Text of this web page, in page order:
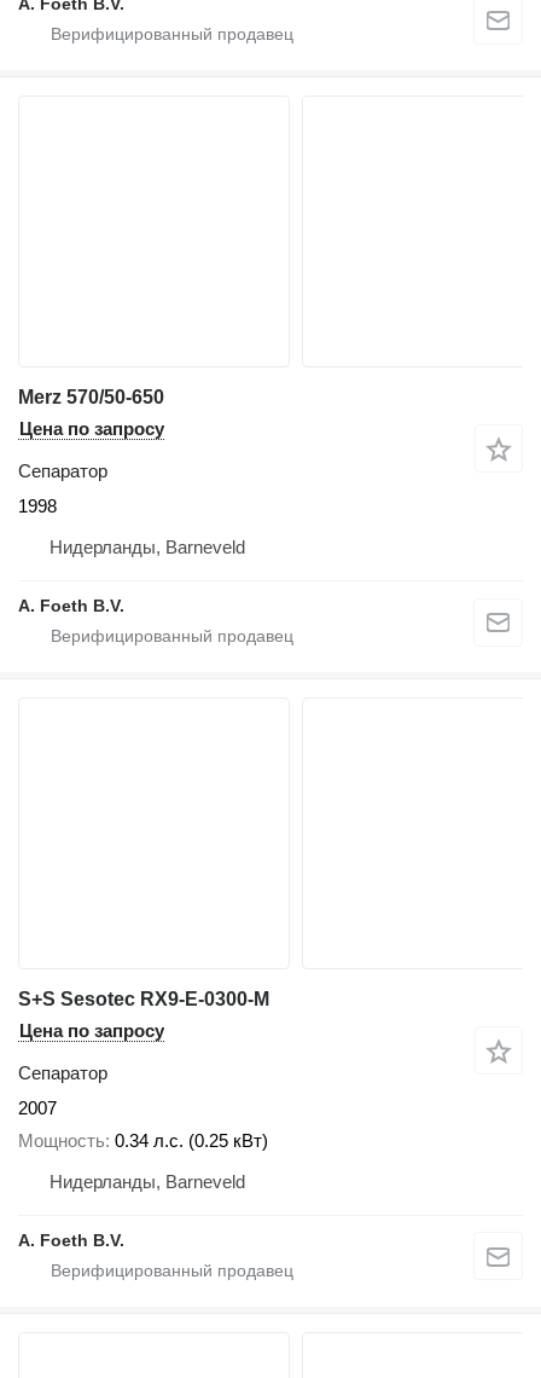
A. Foeth B.V.
Merz 570/50-650
Цена по запросу
Сепаратор
1998
Нидерланды, Barneveld
A. Foeth B.V.
S+S Sesotec RX9-E-0300-M
Цена по запросу
Сепаратор
2007
Мощность 0.34 л.с. (0.25 кВт)
Нидерланды, Barneveld
A. Foeth B.V.